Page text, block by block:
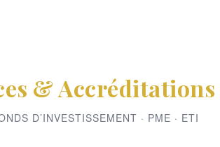
& Accréditations
D’INVESTISSEMENT · PME · ETI